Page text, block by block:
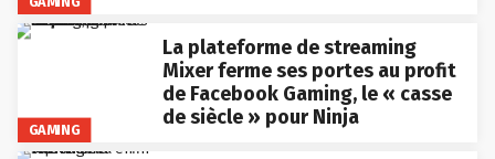
GAMING
La plateforme de streaming
Mixer ferme ses portes au profit
de Facebook Gaming, le « casse
de siècle » pour Ninja